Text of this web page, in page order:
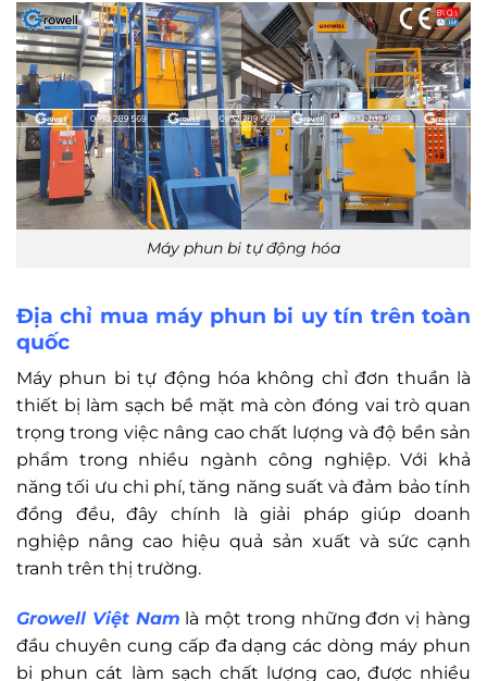
Máy phun bi tự động hóa
Địa chỉ mua máy phun bi uy tín trên toàn
quốc
Máy phun bi tự động hóa không chỉ đơn thuần là
thiết bị làm sạch bề mặt mà còn đóng vai trò quan
trọng trong việc nâng cao chất lượng và độ bền sản
phẩm trong nhiều ngành công nghiệp. Với khả
năng tối ưu chi phí, tăng năng suất và đảm bảo tính
đồng đều, đây chính là giải pháp giúp doanh
nghiệp nâng cao hiệu quả sản xuất và sức cạnh
tranh trên thị trường.
Growell Việt Nam là một trong những đơn vị hàng
đầu chuyên cung cấp đa dạng các dòng máy phun
bi phun cát làm sạch chất lượng cao, được nhiều